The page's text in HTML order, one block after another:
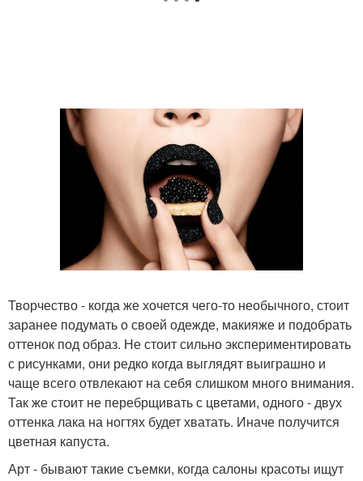
Творчество - когда же хочется чего-то необычного, стоит
заранее подумать о своей одежде, макияже и подобрать
оттенок под образ. Не стоит сильно экспериментировать
с рисунками, они редко когда выглядят выиграшно и
чаще всего отвлекают на себя слишком много внимания.
Так же стоит не перебрщивать с цветами, одного - двух
оттенка лака на ногтях будет хватать. Иначе получится
цветная капуста.
Арт - бывают такие съемки, когда салоны красоты ищут